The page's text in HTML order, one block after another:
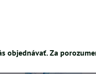
objednávať. Za